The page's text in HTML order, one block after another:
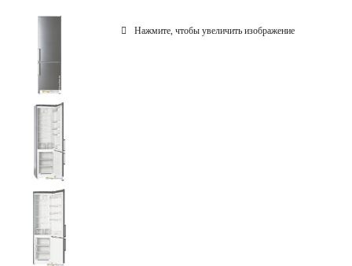
Нажмите, чтобы увеличить изображение